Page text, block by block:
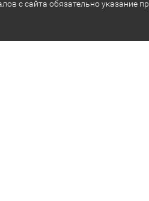
с сайта обязательно указание